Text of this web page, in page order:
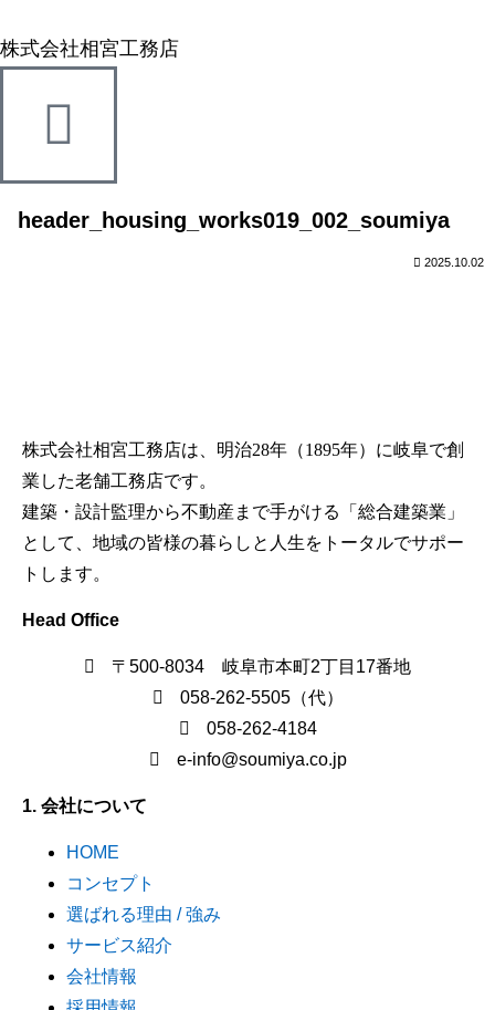
株式会社相宮工務店
header_housing_works019_002_soumiya
2025.10.02
株式会社相宮工務店は、 明治28年（1895年）に岐阜で創
業した老舗工務店です。
建築・設計監理から不動産まで手がける「総合建築業」
として、地域の皆様の暮らしと人生をトータルでサポー
トします。
Head Office
〒500-8034 岐阜市本町2丁目17番地
058-262-5505（代）
058-262-4184
e-info@soumiya.co.jp
1. 会社について
HOME
コンセプト
選ばれる理由 / 強み
サービス紹介
会社情報